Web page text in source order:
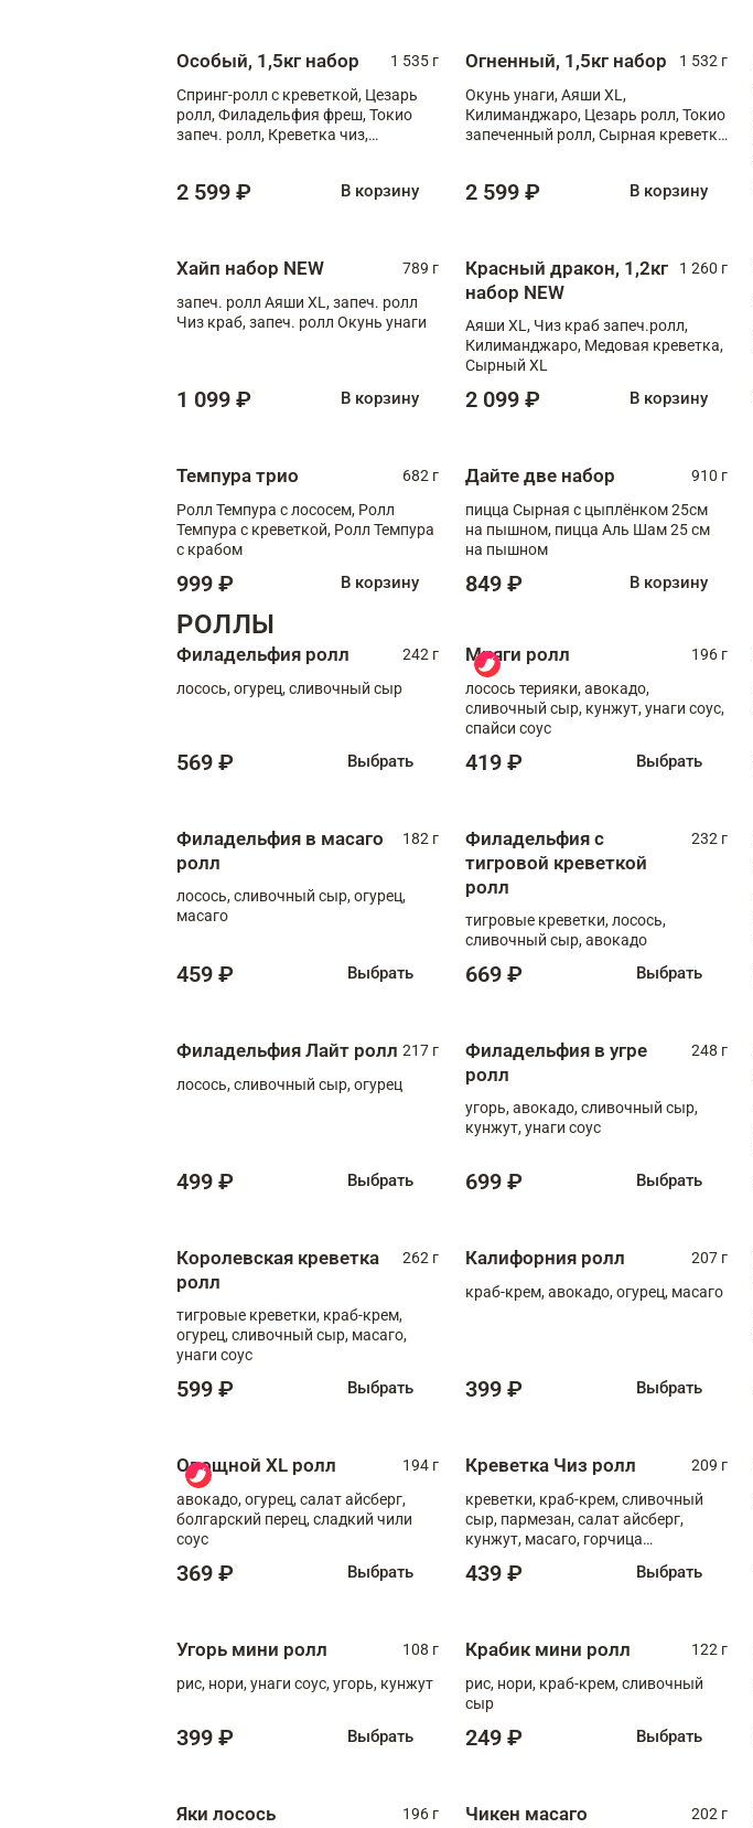
Особый, 1,5кг набор
1 535 г
Спринг-ролл с креветкой, Цезарь
ролл, Филадельфия фреш, Токио
запеч. ролл, Креветка чиз,
2 599 ₽ В корзину
Огненный, 1,5кг набор
1 532 г
Окунь унаги, Аяши XL,
Килиманджаро, Цезарь ролл, Токио
запеченный ролл, Сырная креветка
2 599 ₽ В корзину
Хайп набор NEW
789 г
запеч. ролл Аяши XL, запеч. ролл
Чиз краб, запеч. ролл Окунь унаги
1 099 ₽ В корзину
Красный дракон, 1,2кг
набор NEW
1 260 г
Аяши XL, Чиз краб запеч.ролл,
Килиманджаро, Медовая креветка,
Сырный XL
2 099 ₽ В корзину
Темпура трио
682 г
Ролл Темпура с лососем, Ролл
Темпура с креветкой, Ролл Темпура
с крабом
999 ₽ В корзину
Дайте две набор
910 г
пицца Сырная с цыплёнком 25см
на пышном, пицца Аль Шам 25 см
на пышном
849 ₽ В корзину
РОЛЛЫ
Филадельфия ролл
242 г
лосось, огурец, сливочный сыр
569 ₽ Выбрать
Мияги ролл
196 г
лосось терияки, авокадо,
сливочный сыр, кунжут, унаги соус,
спайси соус
419 ₽ Выбрать
Филадельфия в масаго
ролл
182 г
лосось, сливочный сыр, огурец,
масаго
459 ₽ Выбрать
Филадельфия с
тигровой креветкой
ролл
232 г
тигровые креветки, лосось,
сливочный сыр, авокадо
669 ₽ Выбрать
Филадельфия Лайт ролл 217 г
лосось, сливочный сыр, огурец
499 ₽ Выбрать
Филадельфия в угре
ролл
248 г
угорь, авокадо, сливочный сыр,
кунжут, унаги соус
699 ₽ Выбрать
Королевская креветка
ролл
262 г
тигровые креветки, краб-крем,
огурец, сливочный сыр, масаго,
унаги соус
599 ₽ Выбрать
Калифорния ролл
207 г
краб-крем, авокадо, огурец, масаго
399 ₽ Выбрать
Овощной XL ролл
194 г
авокадо, огурец, салат айсберг,
болгарский перец, сладкий чили
соус
369 ₽ Выбрать
Креветка Чиз ролл
209 г
креветки, краб-крем, сливочный
сыр, пармезан, салат айсберг,
кунжут, масаго, горчица
439 ₽ Выбрать
Угорь мини ролл
108 г
рис, нори, унаги соус, угорь, кунжут
399 ₽ Выбрать
Крабик мини ролл
122 г
рис, нори, краб-крем, сливочный
сыр
249 ₽ Выбрать
Яки лосось 196 г Чикен масаго 202 г